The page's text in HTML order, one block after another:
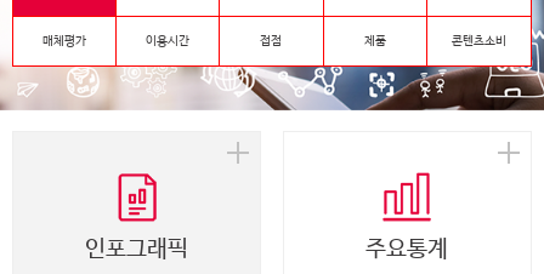
매체평가 이용시간 접점 제품 콘텐츠소비
인포그래픽 주요통계